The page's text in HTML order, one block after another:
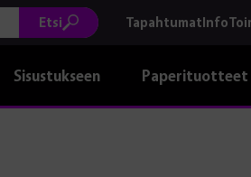
Etsi TapahtumatInfo
Sisustukseen Paperituotteet